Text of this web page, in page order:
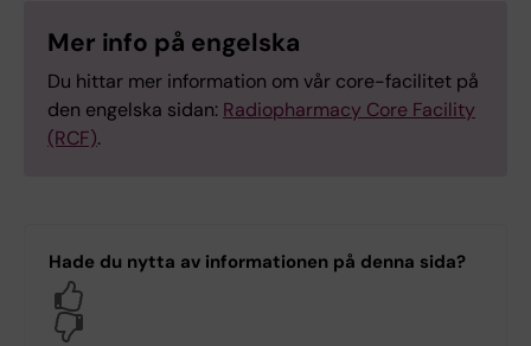
Mer info på engelska
Du hittar mer information om vår core-facilitet på
den engelska sidan: Radiopharmacy Core Facility
(RCF).
Hade du nytta av informationen på denna sida?